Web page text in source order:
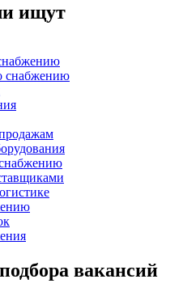
ищут
снабжению
вакансий